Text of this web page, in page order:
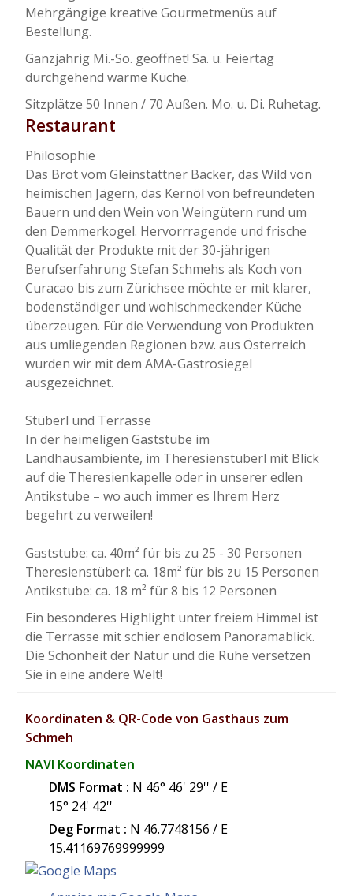
Mehrgängige kreative Gourmetmenüs auf
Bestellung.
Ganzjährig Mi.-So. geöffnet! Sa. u. Feiertag
durchgehend warme Küche.
Sitzplätze 50 Innen / 70 Außen. Mo. u. Di. Ruhetag.
Restaurant
Philosophie
Das Brot vom Gleinstättner Bäcker, das Wild von
heimischen Jägern, das Kernöl von befreundeten
Bauern und den Wein von Weingütern rund um
den Demmerkogel. Hervorrragende und frische
Qualität der Produkte mit der 30-jährigen
Berufserfahrung Stefan Schmehs als Koch von
Curacao bis zum Zürichsee möchte er mit klarer,
bodenständiger und wohlschmeckender Küche
überzeugen. Für die Verwendung von Produkten
aus umliegenden Regionen bzw. aus Österreich
wurden wir mit dem AMA-Gastrosiegel
ausgezeichnet.
Stüberl und Terrasse
In der heimeligen Gaststube ​im
Landhausambiente, im Theresienstüberl ​mit Blick
auf die Theresienkapelle oder in unserer edlen
Antikstube ​– wo auch immer es Ihrem Herz
begehrt zu verweilen!​
​Gaststube: ca. 40m² für bis zu 25 - 30 Personen
Theresienstüberl: ca. 18m² für bis zu 15 Personen
Antikstube: ca. 18 m² für 8 bis 12 Personen
​Ein besonderes Highlight unter freiem Himmel ist
die Terrasse mit schier endlosem Panoramablick.
Die Schönheit der Natur und die Ruhe versetzen
Sie in eine andere Welt!
Koordinaten & QR-Code von Gasthaus zum
Schmeh
NAVI Koordinaten
DMS Format : N 46° 46' 29'' / E
15° 24' 42''
Deg Format : N 46.7748156 / E
15.41169769999999